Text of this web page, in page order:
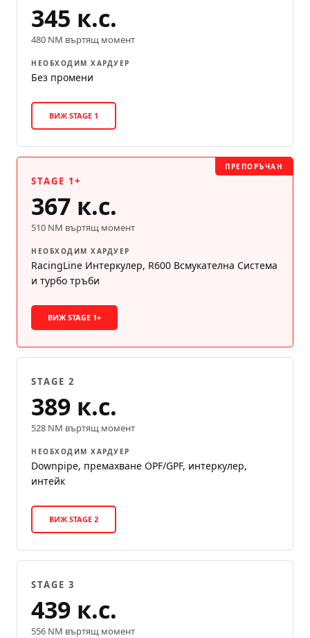
345 к.с.
480 NM въртящ момент
НЕОБХОДИМ ХАРДУЕР
Без промени
ВИЖ STAGE 1
ПРЕПОРЪЧАН
STAGE 1+
367 к.с.
510 NM въртящ момент
НЕОБХОДИМ ХАРДУЕР
RacingLine Интеркулер, R600 Всмукателна Система
и турбо тръби
ВИЖ STAGE 1+
STAGE 2
389 к.с.
528 NM въртящ момент
НЕОБХОДИМ ХАРДУЕР
Downpipe, премахване OPF/GPF, интеркулер,
интейк
ВИЖ STAGE 2
STAGE 3
439 к.с.
556 NM въртящ момент